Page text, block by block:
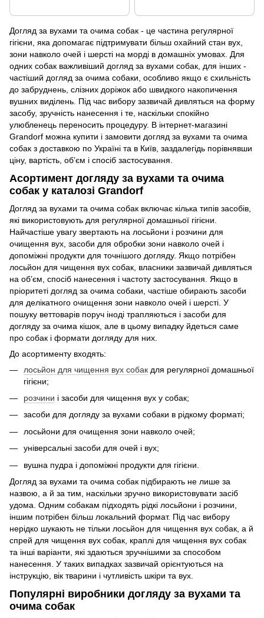
Догляд за вухами та очима собак - це частина регулярної
гігієни, яка допомагає підтримувати більш охайний стан вух,
зони навколо очей і шерсті на морді в домашніх умовах. Для
одних собак важливіший догляд за вухами собак, для інших -
частіший догляд за очима собаки, особливо якщо є схильність
до забруднень, слізних доріжок або швидкого накопичення
вушних виділень. Під час вибору зазвичай дивляться на форму
засобу, зручність нанесення і те, наскільки спокійно
улюбленець переносить процедуру. В інтернет-магазині
Grandorf можна купити і замовити догляд за вухами та очима
собак з доставкою по Україні та в Київ, заздалегідь порівнявши
ціну, вартість, об’єм і спосіб застосування.
Асортимент догляду за вухами та очима
собак у каталозі Grandorf
Догляд за вухами та очима собак включає кілька типів засобів,
які використовують для регулярної домашньої гігієни.
Найчастіше увагу звертають на лосьйони і розчини для
очищення вух, засоби для обробки зони навколо очей і
допоміжні продукти для точнішого догляду. Якщо потрібен
лосьйон для чищення вух собак, власники зазвичай дивляться
на об’єм, спосіб нанесення і частоту застосування. Якщо в
пріоритеті догляд за очима собаки, частіше обирають засоби
для делікатного очищення зони навколо очей і шерсті. У
пошуку веттоварів поруч іноді трапляються і засоби для
догляду за очима кішок, але в цьому випадку йдеться саме
про собак і формати догляду для них.
До асортименту входять:
лосьйон для чищення вух собак для регулярної домашньої
гігієни;
розчини і засоби для чищення вух у собак;
засоби для догляду за вухами собаки в рідкому форматі;
лосьйони для очищення зони навколо очей;
універсальні засоби для очей і вух;
вушна пудра і допоміжні продукти для гігієни.
Догляд за вухами та очима собак підбирають не лише за
назвою, а й за тим, наскільки зручно використовувати засіб
удома. Одним собакам підходять рідкі лосьйони і розчини,
іншим потрібен більш локальний формат. Під час вибору
нерідко шукають не тільки лосьйон для чищення вух собак, а й
спрей для чищення вух собак, краплі для чищення вух собак
та інші варіанти, які здаються зручнішими за способом
нанесення. У таких випадках зазвичай орієнтуються на
інструкцію, вік тварини і чутливість шкіри та вух.
Популярні виробники догляду за вухами та
очима собак